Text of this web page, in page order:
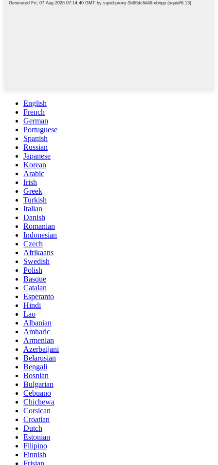
English
French
German
Portuguese
Spanish
Russian
Japanese
Korean
Arabic
Irish
Greek
Turkish
Italian
Danish
Romanian
Indonesian
Czech
Afrikaans
Swedish
Polish
Basque
Catalan
Esperanto
Hindi
Lao
Albanian
Amharic
Armenian
Azerbaijani
Belarusian
Bengali
Bosnian
Bulgarian
Cebuano
Chichewa
Corsican
Croatian
Dutch
Estonian
Filipino
Finnish